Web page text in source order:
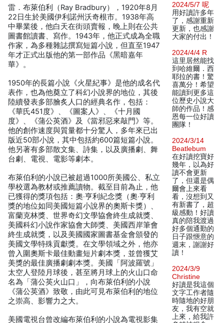
雷．布萊伯利（Ray Bradbury），1920年8月
22日生於美國伊利諾州沃奇根市。1938年高
中畢業後，他白天在街頭賣報，晚上則在公共
圖書館讀書、寫作。1943年，他正式成為全職
作家，為多種雜誌撰寫短篇小說，但直至1947
年才正式出版他的第一部作品《黑暗嘉年
華》。
1950年的長篇小說《火星紀事》是他的成名代
表作，也為他奠立了科幻小說界的地位，其後
陸續發表多部膾炙人口的經典名作，包括：
《華氏451度》、《圖案人》、《十月國
度》、《蒲公英酒》及《當邪惡來敲門》等。
他的創作速度與質量都十分驚人，多年來已出
版近50部小說，其中包括約600篇短篇小說。
他另著有多部散文集、詩集，以及廣播劇、舞
台劇、電視、電影等劇本。
布萊伯利的小說已被超過1000所美國公、私立
學校選為教材或推薦讀物。截至目前為止，他
已獲得的獎項包括：奧‧亨利紀念獎（奧‧亨利
獎的地位如同美國短篇小說界的奧斯卡獎）、
富蘭克林獎、世界奇幻文學協會終生成就獎、
美國科幻小說作家協會大師獎、美國西岸筆會
終生成就獎，以及美國國家圖書基金會頒發的
美國文學特殊貢獻獎。在文學領域之外，他亦
曾入圍奧斯卡最佳動畫短片劇本獎，並曾獲艾
美獎的最佳廣播劇劇本獎。美國「阿波羅號」
太空人登陸月球後，甚至將月球上的火山口命
名為「蒲公英火山口」，向布萊伯利的小說
《蒲公英酒》致敬，由此可見布萊伯利的地位
之崇高、影響力之大。
美國電視台曾改編布萊伯利的小說為電視影集
2024/5/7 呢
用好讀許多年
了，感謝重新
更新，也感謝
大家的付出！
2024/4/4 R
這里居然能找
到哈維爾．西
耶拉的書！驚
喜萬分！希望
能讀到更多這
位歷史小說大
師的作品！感
恩每一位好讀
團隊！
2024/3/14
Beatlebum
在好讀挖寶好
幾年，以為好
讀不會更新
了，但還是偶
爾會上來看
看，沒想到又
有新書了，超
級感動！好讀
真的陪我渡過
好多個通勤的
日子跟愜意的
週末，謝謝好
讀！
2024/3/9
Christine
好讀是我這個
文字工作者隨
時隨地的好朋
友，我有空就
上來，給我許